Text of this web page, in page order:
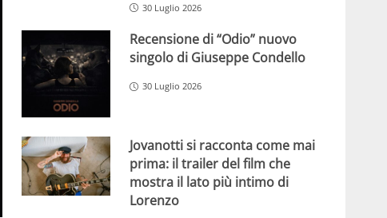
30 Luglio 2026
Recensione di “Odio” nuovo
singolo di Giuseppe Condello
30 Luglio 2026
Jovanotti si racconta come mai
prima: il trailer del film che
mostra il lato più intimo di
Lorenzo